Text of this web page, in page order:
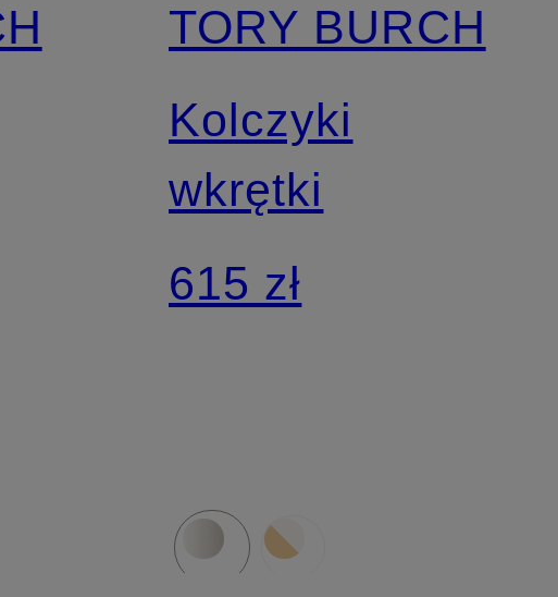
TORY BURCH
Kolczyki
wkrętki
615 zł